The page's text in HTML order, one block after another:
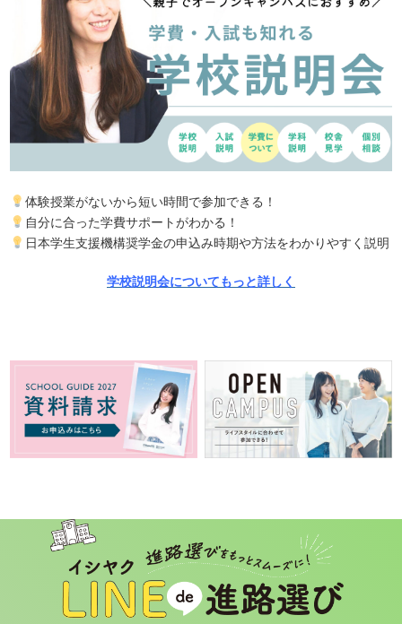
体験授業がないから短い時間で参加できる！
自分に合った学費サポートがわかる！
日本学生支援機構奨学金の申込み時期や方法をわかりやすく説明
学校説明会についてもっと詳しく